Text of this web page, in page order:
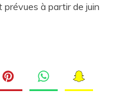
prévues à partir de juin